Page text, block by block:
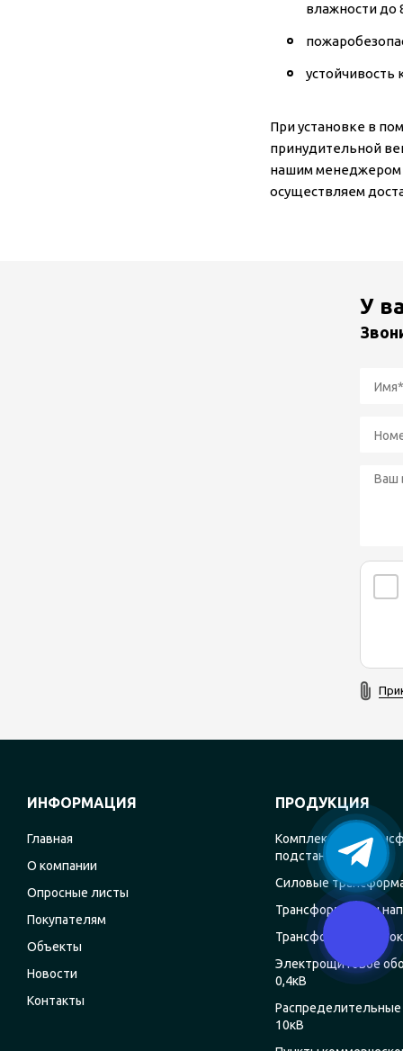
влажности до
устойчивость
При установке в
принудительной
нашим менеджером
осуществляем
У
ИНФОРМАЦИЯ
Главная
О компании
Опросные листы
Покупателям
Объекты
Новости
Контакты
ПРОДУКЦИЯ
Комплектные
подстанции
Силовые
Трансформаторы
Трансформаторы
Электрощитовое
0,4кВ
Распределительные
10кВ